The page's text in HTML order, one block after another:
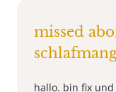
missed
hallo. bin fix